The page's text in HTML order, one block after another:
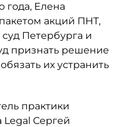
года, Елена
акций ПНТ,
Петербурга и
признать решение
их устранить
практики
Сергей